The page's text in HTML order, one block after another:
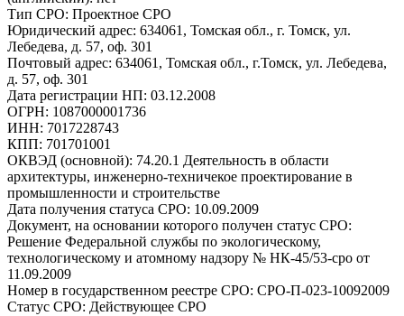
Тип СРО: Проектное СРО
Юридический адрес: 634061, Томская обл., г. Томск, ул.
Лебедева, д. 57, оф. 301
Почтовый адрес: 634061, Томская обл., г.Томск, ул. Лебедева,
д. 57, оф. 301
Дата регистрации НП: 03.12.2008
ОГРН: 1087000001736
ИНН: 7017228743
КПП: 701701001
ОКВЭД (основной): 74.20.1 Деятельность в области
архитектуры, инженерно-техничекое проектирование в
промышленности и строительстве
Дата получения статуса СРО: 10.09.2009
Документ, на основании которого получен статус СРО:
Решение Федеральной службы по экологическому,
технологическому и атомному надзору № НК-45/53-сро от
11.09.2009
Номер в государственном реестре СРО: СРО-П-023-10092009
Статус СРО: Действующее СРО